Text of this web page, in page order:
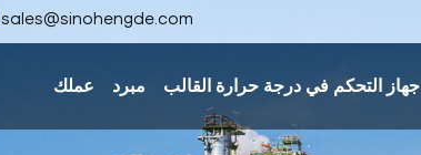
sales@sinohengde.com
عملك مبرد جهاز التحكم في درجة حرارة القالب